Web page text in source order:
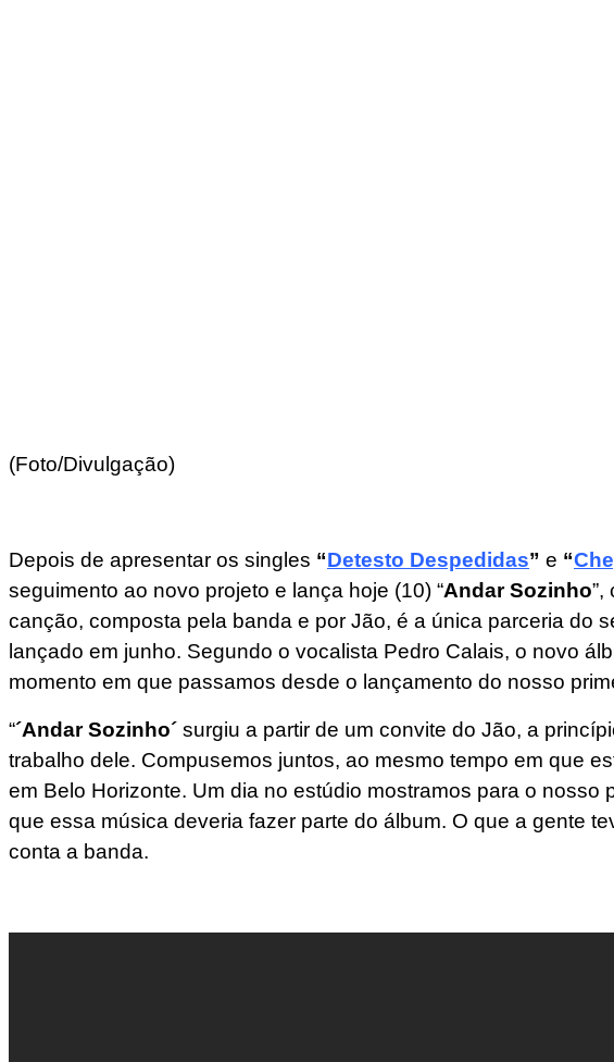
(Foto/Divulgação)
Depois de apresentar os singles “Detesto Despedidas” e “
seguimento ao novo projeto e lança hoje (10) “Andar Sozinho”,
canção, composta pela banda e por Jão, é a única parceria do
lançado em junho. Segundo o vocalista Pedro Calais, o novo
momento em que passamos desde o lançamento do nosso
“´Andar Sozinho´ surgiu a partir de um convite do Jão, a
trabalho dele. Compusemos juntos, ao mesmo tempo em que
em Belo Horizonte. Um dia no estúdio mostramos para o nosso
que essa música deveria fazer parte do álbum. O que a gente
conta a banda.